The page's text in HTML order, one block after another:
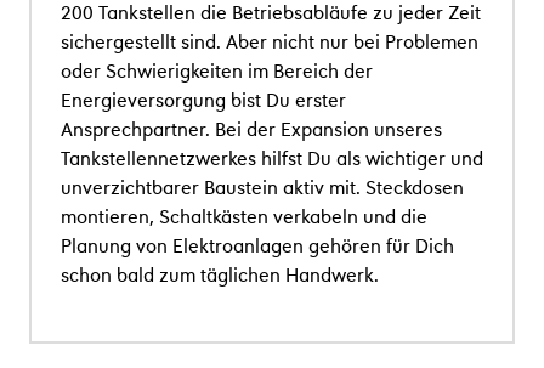
200 Tankstellen die Betriebsabläufe zu jeder Zeit
sichergestellt sind. Aber nicht nur bei Problemen
oder Schwierigkeiten im Bereich der
Energieversorgung bist Du erster
Ansprechpartner. Bei der Expansion unseres
Tankstellennetzwerkes hilfst Du als wichtiger und
unverzichtbarer Baustein aktiv mit. Steckdosen
montieren, Schaltkästen verkabeln und die
Planung von Elektroanlagen gehören für Dich
schon bald zum täglichen Handwerk.